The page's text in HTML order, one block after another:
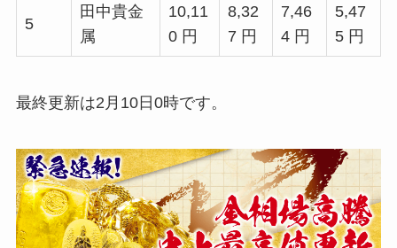
5
田中貴金
属
10,11
0 円
8,32
7 円
7,46
4 円
5,47
5 円
最終更新は2月10日0時です。